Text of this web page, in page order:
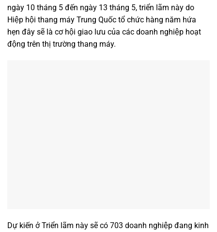
ngày 10 tháng 5 đến ngày 13 tháng 5, triển lãm này do
Hiệp hội thang máy Trung Quốc tổ chức hàng năm hứa
hẹn đây sẽ là cơ hội giao lưu của các doanh nghiệp hoạt
động trên thị trường thang máy.
Dự kiến ở Triển lãm này sẽ có 703 doanh nghiệp đang kinh